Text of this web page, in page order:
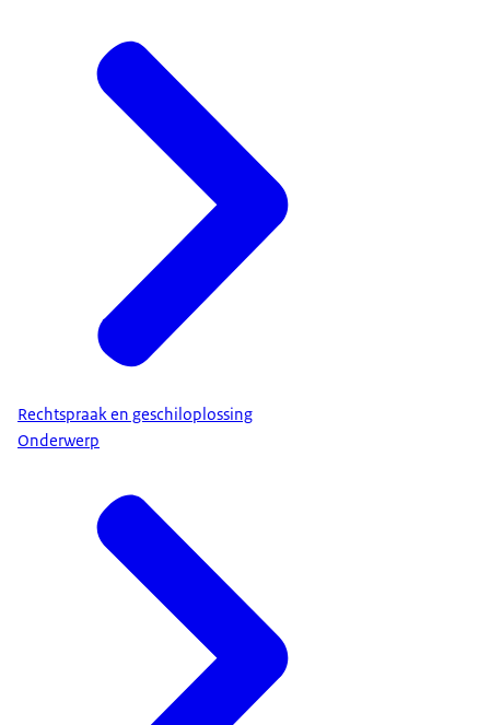
Rechtspraak en geschiloplossing
Onderwerp